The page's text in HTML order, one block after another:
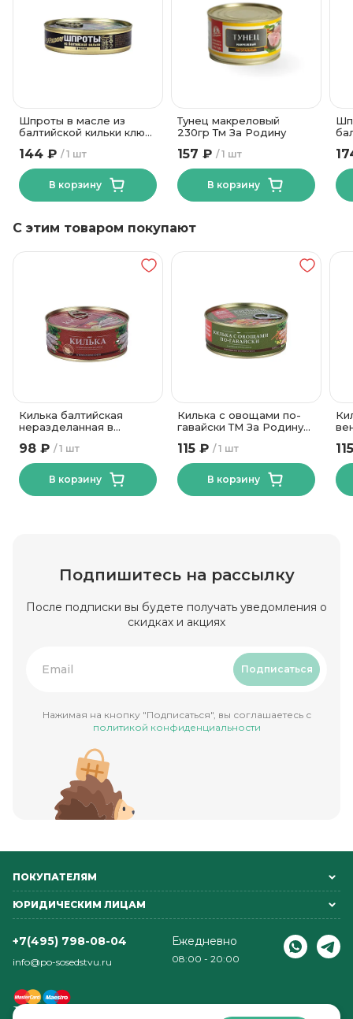
от 0 до +25
Шпроты в масле из
балтийской кильки ключ
1 шт
144 ₽
В корзину
Тунец макреловый
230гр Тм За Родину
1 шт
157 ₽
В корзину
С этим товаром покупают
Килька балтийская
неразделанная в
Родину 240 гр
1 шт
98 ₽
В корзину
Килька с овощами по-
гавайски ТМ За Родину
1 шт
115 ₽
В корзину
Подпишитесь на рассылку
После подписки вы будете получать уведомления о
скидках и акциях
Подписаться
Нажимая на кнопку "Подписаться", вы соглашаетесь с
политикой конфиденциальности
ПОКУПАТЕЛЯМ
ЮРИДИЧЕСКИМ ЛИЦАМ
+7(495) 798-08-04
info@po-sosedstvu.ru
Ежедневно
08:00 - 20:00